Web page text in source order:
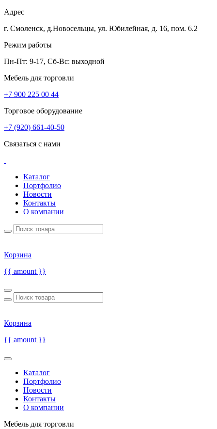
Адрес
г. Смоленск, д.Новосельцы, ул. Юбилейная, д. 16, пом. 6.2
Режим работы
Пн-Пт: 9-17, Сб-Вс: выходной
Мебель для торговли
+7 900 225 00 44
Торговое оборудование
+7 (920) 661-40-50
Связаться с нами
Каталог
Портфолио
Новости
Контакты
О компании
Корзина
{{ amount }}
Корзина
{{ amount }}
Каталог
Портфолио
Новости
Контакты
О компании
Мебель для торговли